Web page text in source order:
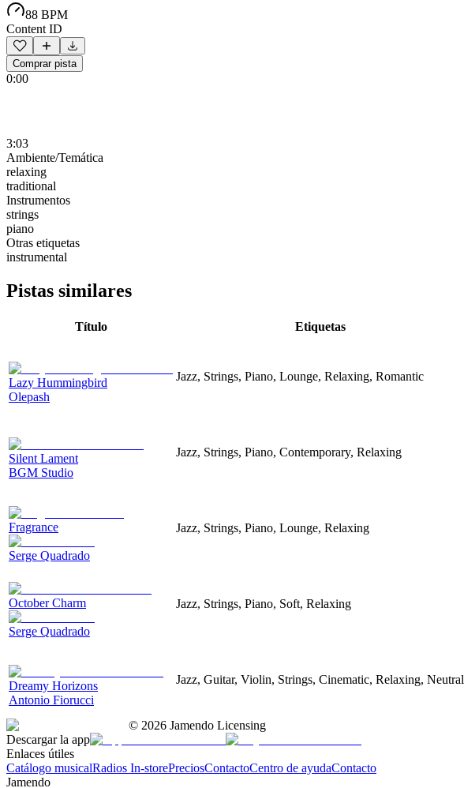
88 BPM
Content ID
Comprar pista
0:00
3:03
Ambiente/Temática
relaxing
traditional
Instrumentos
strings
piano
Otras etiquetas
instrumental
Pistas similares
Título Etiquetas
Lazy Hummingbird
Olepash
Jazz, Strings, Piano, Lounge, Relaxing, Romantic
Silent Lament
BGM Studio
Jazz, Strings, Piano, Contemporary, Relaxing
Fragrance
Serge Quadrado
Jazz, Strings, Piano, Lounge, Relaxing
October Charm
Serge Quadrado
Jazz, Strings, Piano, Soft, Relaxing
Dreamy Horizons
Antonio Fiorucci
Jazz, Guitar, Violin, Strings, Cinematic, Relaxing, Neutral
© 2026 Jamendo Licensing
Descargar la app
Enlaces útiles
Catálogo musicalRadios In-storePreciosContactoCentro de ayudaContacto
Jamendo